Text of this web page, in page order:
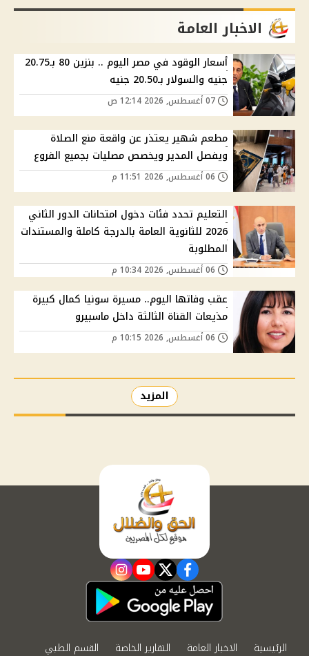
الاخبار العامة
أسعار الوقود في مصر اليوم .. بنزين 80 بـ20.75
جنيه والسولار بـ20.50 جنيه
مطعم شهير يعتذر عن واقعة منع الصلاة
ويفصل المدير ويخصص مصليات بجميع الفروع
التعليم تحدد فئات دخول امتحانات الدور الثاني
2026 للثانوية العامة بالدرجة كاملة والمستندات
المطلوبة
عقب وفاتها اليوم.. مسيرة سونيا كمال كبيرة
مذيعات القناة الثالثة داخل ماسبيرو
المزيد
facebook
twitter
youtube
instagram
الرئيسية الاخبار العامة التقارير الخاصة القسم الطبي